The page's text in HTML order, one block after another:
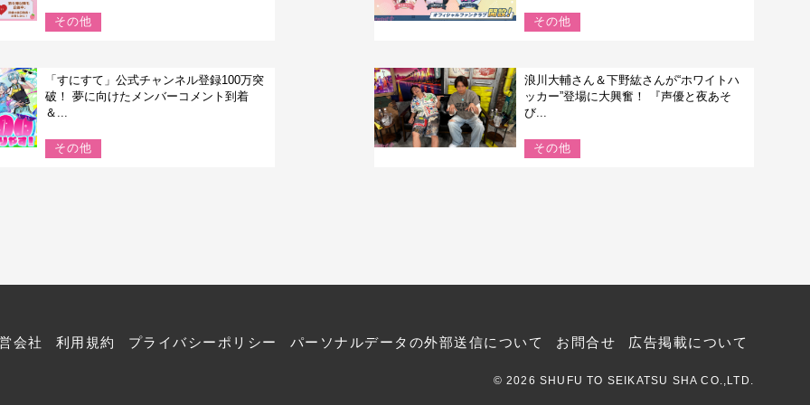
その他 その他
「すにすて」公式チャンネル登録100万突
破！ 夢に向けたメンバーコメント到着
＆...
その他
浪川大輔さん＆下野紘さんが“ホワイトハ
ッカー”登場に大興奮！ 『声優と夜あそ
び...
その他
会社 利用規約 プライバシーポリシー パーソナルデータの外部送信について お問合せ 広告掲載について
© 2026 SHUFU TO SEIKATSU SHA CO.,LTD.